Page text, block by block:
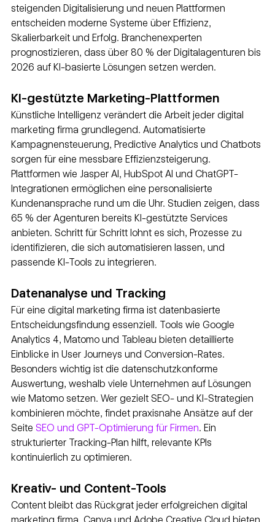
steigenden Digitalisierung und neuen Plattformen
entscheiden moderne Systeme über Effizienz,
Skalierbarkeit und Erfolg. Branchenexperten
prognostizieren, dass über 80 % der Digitalagenturen bis
2026 auf KI-basierte Lösungen setzen werden.
KI-gestützte Marketing-Plattformen
Künstliche Intelligenz verändert die Arbeit jeder digital
marketing firma grundlegend. Automatisierte
Kampagnensteuerung, Predictive Analytics und Chatbots
sorgen für eine messbare Effizienzsteigerung.
Plattformen wie Jasper AI, HubSpot AI und ChatGPT-
Integrationen ermöglichen eine personalisierte
Kundenansprache rund um die Uhr. Studien zeigen, dass
65 % der Agenturen bereits KI-gestützte Services
anbieten. Schritt für Schritt lohnt es sich, Prozesse zu
identifizieren, die sich automatisieren lassen, und
passende KI-Tools zu integrieren.
Datenanalyse und Tracking
Für eine digital marketing firma ist datenbasierte
Entscheidungsfindung essenziell. Tools wie Google
Analytics 4, Matomo und Tableau bieten detaillierte
Einblicke in User Journeys und Conversion-Rates.
Besonders wichtig ist die datenschutzkonforme
Auswertung, weshalb viele Unternehmen auf Lösungen
wie Matomo setzen. Wer gezielt SEO- und KI-Strategien
kombinieren möchte, findet praxisnahe Ansätze auf der
Seite SEO und GPT-Optimierung für Firmen. Ein
strukturierter Tracking-Plan hilft, relevante KPIs
kontinuierlich zu optimieren.
Kreativ- und Content-Tools
Content bleibt das Rückgrat jeder erfolgreichen digital